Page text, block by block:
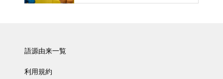
語源由来一覧
利用規約